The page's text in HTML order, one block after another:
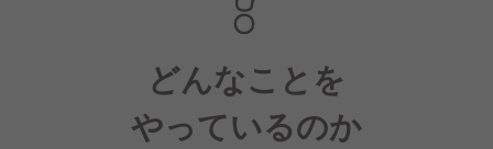
どんなことを
やっているのか